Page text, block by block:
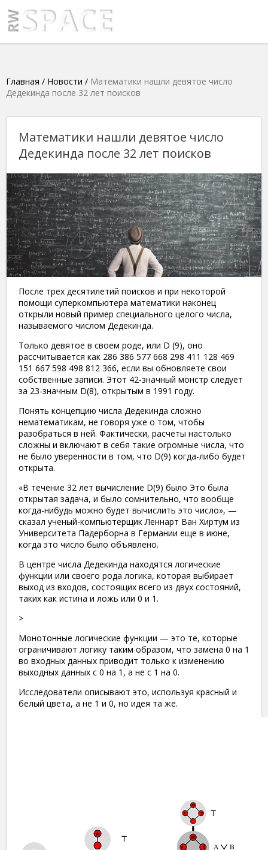
Главная / Новости / Математики нашли девятое число
Дедекинда после 32 лет поисков
Математики нашли девятое число
Дедекинда после 32 лет поисков
После трех десятилетий поисков и при некоторой
помощи суперкомпьютера математики наконец
открыли новый пример специального целого числа,
называемого числом Дедекинда.
Только девятое в своем роде, или D (9), оно
рассчитывается как 286 386 577 668 298 411 128 469
151 667 598 498 812 366, если вы обновляете свои
собственные записи. Этот 42-значный монстр следует
за 23-значным D(8), открытым в 1991 году.
Понять концепцию числа Дедекинда сложно
нематематикам, не говоря уже о том, чтобы
разобраться в ней. Фактически, расчеты настолько
сложны и включают в себя такие огромные числа, что
не было уверенности в том, что D(9) когда-либо будет
открыта.
«В течение 32 лет вычисление D(9) было Это была
открытая задача, и было сомнительно, что вообще
когда-нибудь можно будет вычислить это число», —
сказал ученый-компьютерщик Леннарт Ван Хиртум из
Университета Падерборна в Германии еще в июне,
когда это число было объявлено.
В центре числа Дедекинда находятся логические
функции или своего рода логика, которая выбирает
выход из входов, состоящих всего из двух состояний,
таких как истина и ложь или 0 и 1.
>
Монотонные логические функции — это те, которые
ограничивают логику таким образом, что замена 0 на 1
во входных данных приводит только к изменению
выходных данных с 0 на 1, а не с 1 на 0.
Исследователи описывают это, используя красный и
белый цвета, а не 1 и 0, но идея та же.